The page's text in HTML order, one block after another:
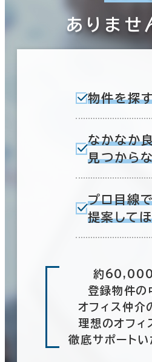
ありませ
物件を探
なかなか
見つから
プロ目線
提案して
約60,000
登録物件の
オフィス仲介
理想のオフィ
徹底サポートい